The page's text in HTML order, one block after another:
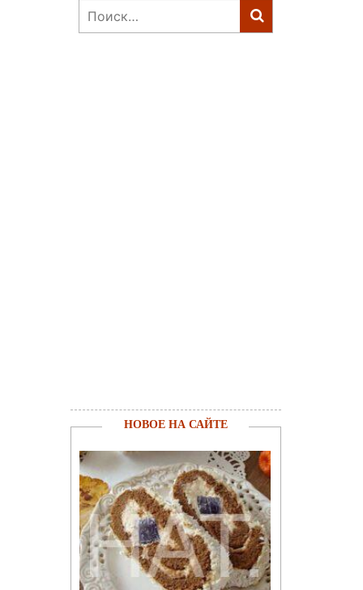
Найти:
НОВОЕ НА САЙТЕ